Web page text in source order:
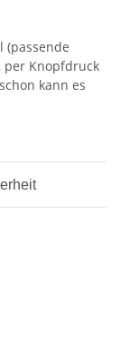
(passende
per Knopfdruck
kann es